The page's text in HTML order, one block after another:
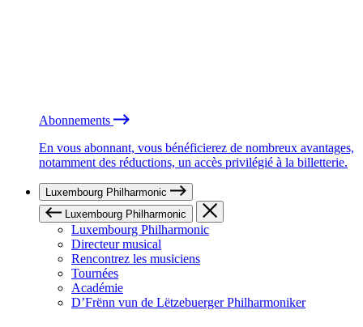
Abonnements
En vous abonnant, vous bénéficierez de nombreux avantages,
notamment des réductions, un accès privilégié à la billetterie.
Luxembourg Philharmonic
Luxembourg Philharmonic
Luxembourg Philharmonic
Directeur musical
Rencontrez les musiciens
Tournées
Académie
D’Frënn vun de Lëtzebuerger Philharmoniker